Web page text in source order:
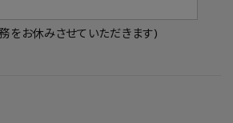
をお休みさせていただきます)